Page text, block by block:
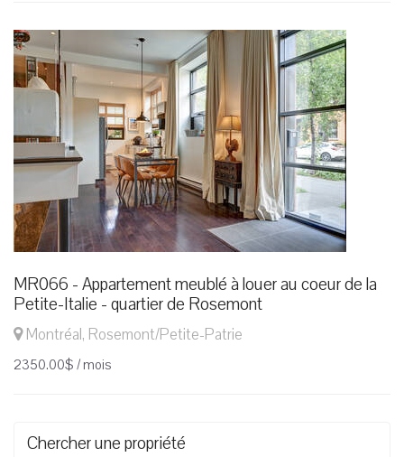
MR066 - Appartement meublé à louer au coeur de la
Petite-Italie - quartier de Rosemont
Montréal, Rosemont/Petite-Patrie
2350.00$ / mois
Chercher une propriété